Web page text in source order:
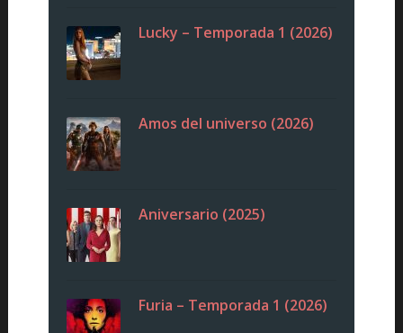
Lucky – Temporada 1 (2026)
Amos del universo (2026)
Aniversario (2025)
Furia – Temporada 1 (2026)